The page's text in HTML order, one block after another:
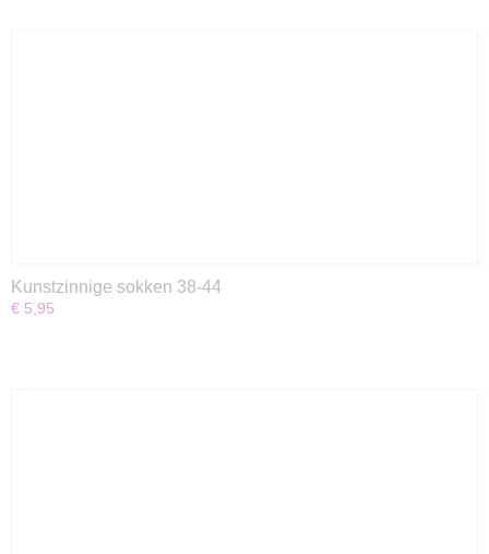
Kunstzinnige sokken 38-44
€ 5,95